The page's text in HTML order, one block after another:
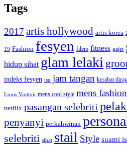
Tags
2017 artis hollywood artis korea
19 Fashion fesyen filem fitness gajet
hidup sihat glam lelaki
indeks fesyen isu jam tangan kerabat
Louis Vuitton mens cool style mens fashion
netflix pasangan selebriti
penyanyi perkahwinan
selebriti sihat stail Style suami